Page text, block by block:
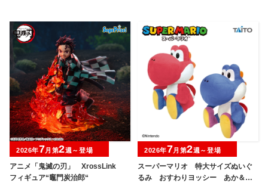
アニメ「鬼滅の刃」 XrossLink
フィギュア“竈門炭治郎“
2026年7月第2週～登場
スーパーマリオ 特大サイズぬいぐ
るみ おすわりヨッシー あか＆あ
2026年7月第2週～登場